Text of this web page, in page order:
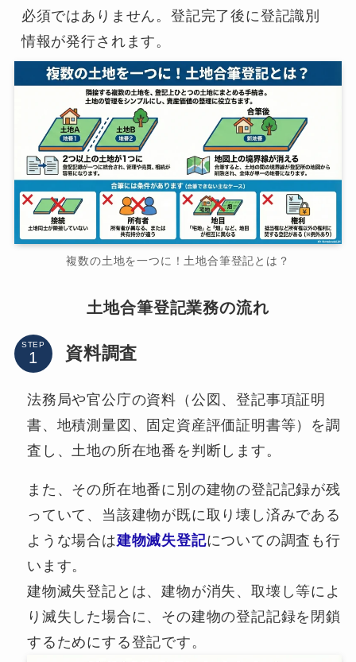
必須ではありません。登記完了後に登記識別
情報が発行されます。
複数の土地を一つに！土地合筆登記とは？
土地合筆登記業務の流れ
STEP 資料調査
法務局や官公庁の資料（公図、登記事項証明
書、地積測量図、固定資産評価証明書等）を調
査し、土地の所在地番を判断します。
また、その所在地番に別の建物の登記記録が残
っていて、当該建物が既に取り壊し済みである
ような場合は建物滅失登記についての調査も行
います。
建物滅失登記とは、建物が消失、取壊し等によ
り滅失した場合に、その建物の登記記録を閉鎖
するためにする登記です。